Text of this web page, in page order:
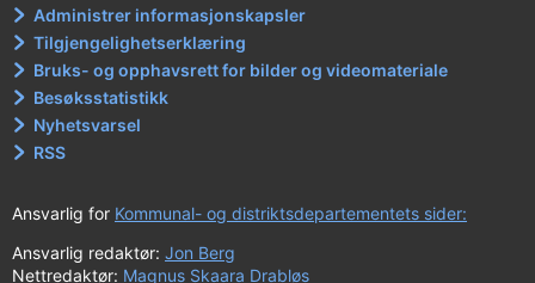
Administrer informasjonskapsler
Tilgjengelighetserklæring
Bruks- og opphavsrett for bilder og videomateriale
Besøksstatistikk
Nyhetsvarsel
RSS
Ansvarlig for Kommunal- og distriktsdepartementets sider:
Ansvarlig redaktør: Jon Berg
Nettredaktør: Magnus Skaara Drabløs